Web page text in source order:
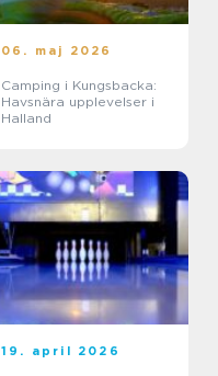
06. maj 2026
Camping i Kungsbacka:
Havsnära upplevelser i
Halland
19. april 2026